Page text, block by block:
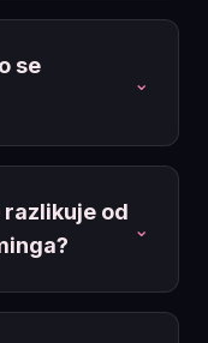
se
⌄
razlikuje od
⌄